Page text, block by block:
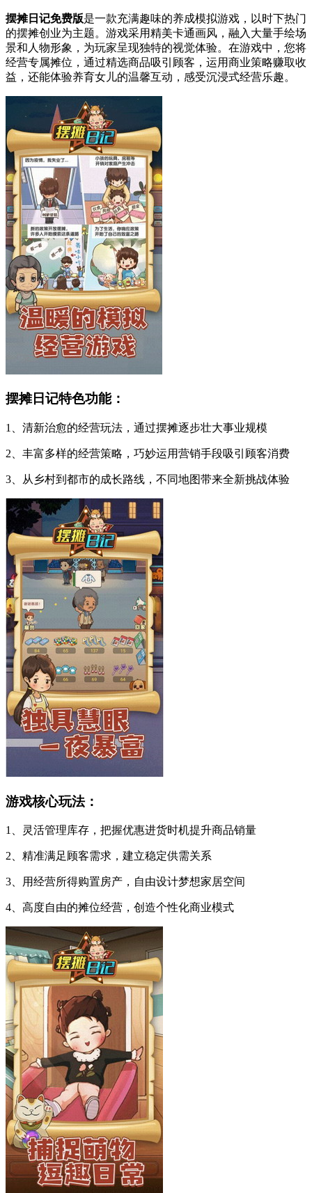
摆摊日记免费版是一款充满趣味的养成模拟游戏，以时下热门
的摆摊创业为主题。游戏采用精美卡通画风，融入大量手绘场
景和人物形象，为玩家呈现独特的视觉体验。在游戏中，您将
经营专属摊位，通过精选商品吸引顾客，运用商业策略赚取收
益，还能体验养育女儿的温馨互动，感受沉浸式经营乐趣。
摆摊日记特色功能：
1、清新治愈的经营玩法，通过摆摊逐步壮大事业规模
2、丰富多样的经营策略，巧妙运用营销手段吸引顾客消费
3、从乡村到都市的成长路线，不同地图带来全新挑战体验
游戏核心玩法：
1、灵活管理库存，把握优惠进货时机提升商品销量
2、精准满足顾客需求，建立稳定供需关系
3、用经营所得购置房产，自由设计梦想家居空间
4、高度自由的摊位经营，创造个性化商业模式